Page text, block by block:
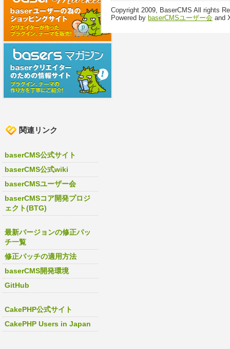
Copyright 2009, BaserCMS All rights
Powered by baserCMSユーザー会 and
関連リンク
baserCMS公式サイト
baserCMS公式wiki
baserCMSユーザー会
baserCMSコア開発プロジ
ェクト(BTG)
最新バージョンの修正パッ
チ一覧
修正パッチの適用方法
baserCMS開発環境
GitHub
CakePHP公式サイト
CakePHP Users in Japan